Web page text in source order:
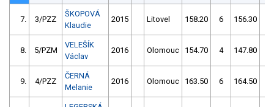
7. 3/PZZ
ŠKOPOVÁ
Klaudie
2015 Litovel 158.20 6 156.30
8. 5/PZM
VELEŠÍK
Václav
2016 Olomouc 154.70 4 147.80
9. 4/PZZ
ČERNÁ
Melanie
2016 Olomouc 163.50 6 164.50